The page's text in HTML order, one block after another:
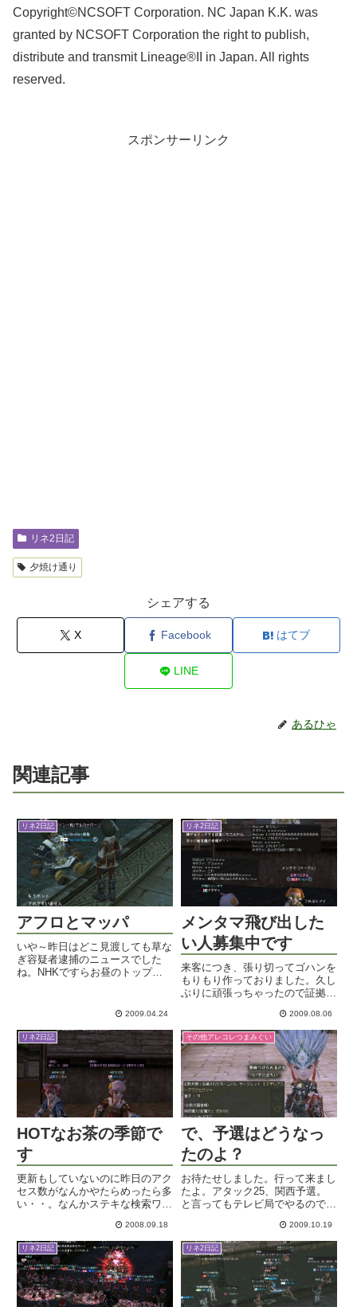
Copyright©NCSOFT Corporation. NC Japan K.K. was
granted by NCSOFT Corporation the right to publish,
distribute and transmit Lineage®II in Japan. All rights
reserved.
スポンサーリンク
リネ2日記
夕焼け通り
シェアする
X Facebook はてブ
LINE
あるひゃ
関連記事
リネ2日記
アフロとマッパ
いや～昨日はどこ見渡しても草な
ぎ容疑者逮捕のニュースでした
ね。NHKですらお昼のトップニ
ような騒ぎですな。ええ年齢のお
わけで、一般人の場合なら警察で
説...
2009.04.24
リネ2日記
メンタマ飛び出した
い人募集中です
来客につき、張り切ってゴハンを
もりもり作っておりました。久し
ぶりに頑張っちゃったので証拠写
ブルに並んだ傍からガンガン食べ
られてしまって撮るチャンス
が・・ｗ味見しないでたっぷり作
ったマリネも一瞬で無くなって、
どん...
2009.08.06
リネ2日記
HOTなお茶の季節で
す
更新もしていないのに昨日のアク
セス数がなんかやたらめったら多
い・・。なんかステキな検索ワー
融破綻系のキーワードのせいかも
ｗスミマセン、そちらの内容が何
にも無くて。台風来るかなどうか
な、と空を見上げているのです
が...
2008.09.18
その他アレコレつまみぐい
で、予選はどうなっ
たのよ？
お待たせしました。行って来まし
たよ。アタック25、関西予選。
と言ってもテレビ局でやるのでは
がいっぱい入っているようなビル
なんですけれどね。ロビーで待っ
ている間に前の回の参加者であろ
う人々がゾロゾロ帰って行きま
2009.10.19
リネ2日記 リネ2日記